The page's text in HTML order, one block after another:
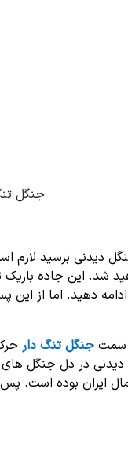
جنگل
دیدنی برسید لازم
دهید. اما از
سمت جنگل تنگ دار
دیدنی در دل جنگل
ایران بوده است. پس